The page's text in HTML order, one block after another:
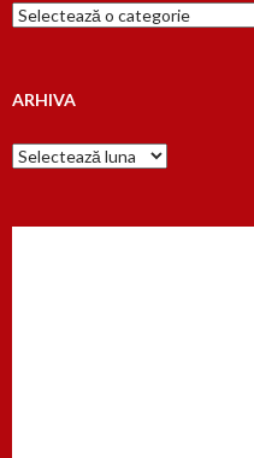
Cauta
dupa…
ARHIVA
Arhiva